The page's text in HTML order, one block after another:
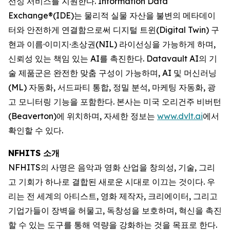
Exchange®(IDE)는 물리적 실물 자산을 불변의 메타데이
터와 안전하게 연결함으로써 디지털 트윈(Digital Twin) 구
현과 이름·이미지·초상권(NIL) 라이선싱을 가능하게 하며,
신뢰성 있는 책임 있는 AI를 촉진한다. Datavault AI의 기
술 제품군은 완전한 맞춤 구성이 가능하며, AI 및 머신러닝
(ML) 자동화, 서드파티 통합, 정밀 분석, 마케팅 자동화, 광
고 모니터링 기능을 포함한다. 본사는 미국 오리건주 비버턴
(Beaverton)에 위치하며, 자세한 정보는 www.dvlt.ai에서
확인할 수 있다.
NFHITS 소개
NFHITS의 사명은 음악과 영화 산업을 창의성, 기술, 그리
고 기회가 하나로 결합된 새로운 시대로 이끄는 것이다. 우
리는 전 세계의 아티스트, 영화 제작자, 크리에이터, 그리고
기업가들이 장벽을 허물고, 독창성을 보호하며, 혁신을 촉진
할 수 있는 도구를 통해 역량을 강화하는 것을 목표로 한다.